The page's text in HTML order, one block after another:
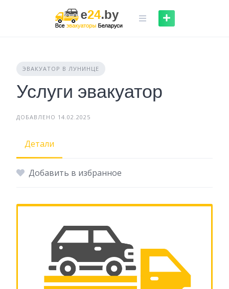
ЭВАКУАТОР В ЛУНИНЦЕ
Услуги эвакуатор
ДОБАВЛЕНО 14.02.2025
Детали
Добавить в избранное